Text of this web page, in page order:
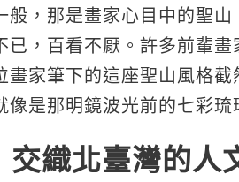
般，那是畫家心目中的聖
已，百看不厭。許多前輩
畫家筆下的這座聖山風格
像是那明鏡波光前的七彩琉
交織北臺灣的人